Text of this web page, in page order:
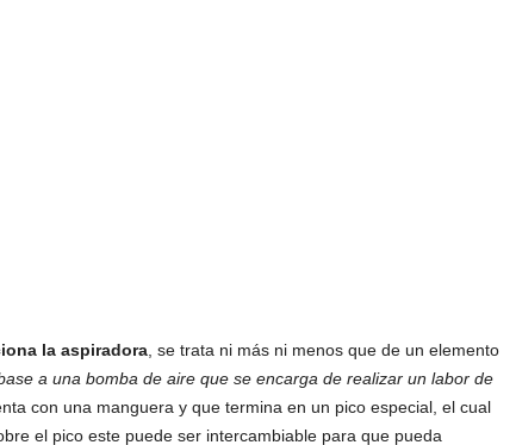
la aspiradora, se trata ni más ni menos que de un elemento
a una bomba de aire que se encarga de realizar un labor de
con una manguera y que termina en un pico especial, el cual
el pico este puede ser intercambiable para que pueda